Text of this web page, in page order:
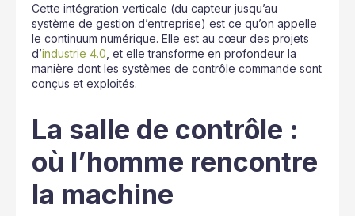
Cette intégration verticale (du capteur jusqu’au
système de gestion d’entreprise) est ce qu’on appelle
le continuum numérique. Elle est au cœur des projets
d’industrie 4.0 , et elle transforme en profondeur la
manière dont les systèmes de contrôle commande sont
conçus et exploités.
La salle de contrôle :
où l’homme rencontre
la machine